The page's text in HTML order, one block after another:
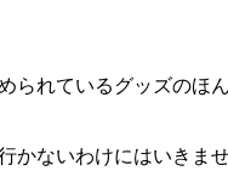
れているグッズの
ないわけにはいきま